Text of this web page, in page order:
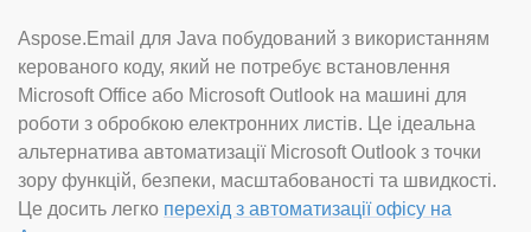
Aspose.Email для Java побудований з використанням
керованого коду, який не потребує встановлення
Microsoft Office або Microsoft Outlook на машині для
роботи з обробкою електронних листів. Це ідеальна
альтернатива автоматизації Microsoft Outlook з точки
зору функцій, безпеки, масштабованості та швидкості.
Це досить легко перехід з автоматизації офісу на